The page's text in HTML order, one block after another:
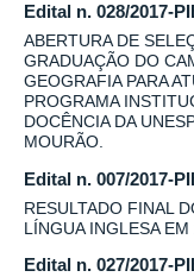
Edital n. 028/2017-
ABERTURA DE
GRADUAÇÃO DO
GEOGRAFIA PARA
PROGRAMA
DOCÊNCIA DA
MOURÃO.
Edital n. 007/2017-
RESULTADO FINAL
LÍNGUA INGLESA
Edital n. 027/2017-